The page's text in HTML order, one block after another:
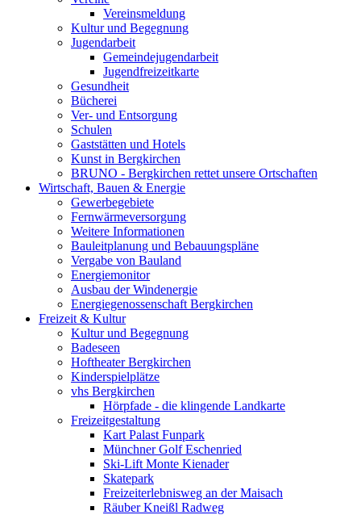
Vereinsmeldung
Kultur und Begegnung
Jugendarbeit
Gemeindejugendarbeit
Jugendfreizeitkarte
Gesundheit
Bücherei
Ver- und Entsorgung
Schulen
Gaststätten und Hotels
Kunst in Bergkirchen
BRUNO - Bergkirchen rettet unsere Ortschaften
Wirtschaft, Bauen & Energie
Gewerbegebiete
Fernwärmeversorgung
Weitere Informationen
Bauleitplanung und Bebauungspläne
Vergabe von Bauland
Energiemonitor
Ausbau der Windenergie
Energiegenossenschaft Bergkirchen
Freizeit & Kultur
Kultur und Begegnung
Badeseen
Hoftheater Bergkirchen
Kinderspielplätze
vhs Bergkirchen
Hörpfade - die klingende Landkarte
Freizeitgestaltung
Kart Palast Funpark
Münchner Golf Eschenried
Ski-Lift Monte Kienader
Skatepark
Freizeiterlebnisweg an der Maisach
Räuber Kneißl Radweg